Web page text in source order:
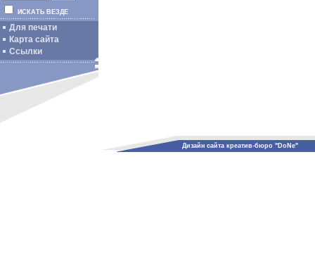
ИСКАТЬ ВЕЗДЕ
Для печати
Карта сайта
Ссылки
Дизайн сайта креатив-бюро "DoNe"